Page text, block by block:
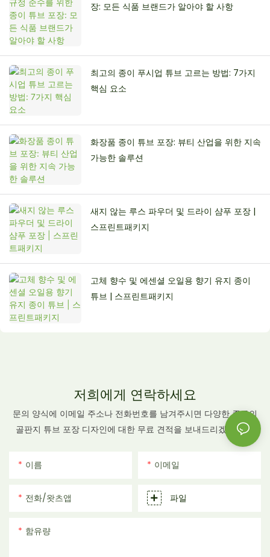
장: 모든 식품 브랜드가 알아야 할 사항
최고의 종이 푸시업 튜브 고르는 방법: 7가지
핵심 요소
화장품 종이 튜브 포장: 뷰티 산업을 위한 지속
가능한 솔루션
새지 않는 루스 파우더 및 드라이 샴푸 포장 |
스프린트패키지
고체 향수 및 에센셜 오일용 향기 유지 종이
튜브 | 스프린트패키지
저희에게 연락하세요
문의 양식에 이메일 주소나 전화번호를 남겨주시면 다양한 종류의
골판지 튜브 포장 디자인에 대한 무료 견적을 보내드리겠습니다!
이름 이메일
전화/왓츠앱 파일
함유량